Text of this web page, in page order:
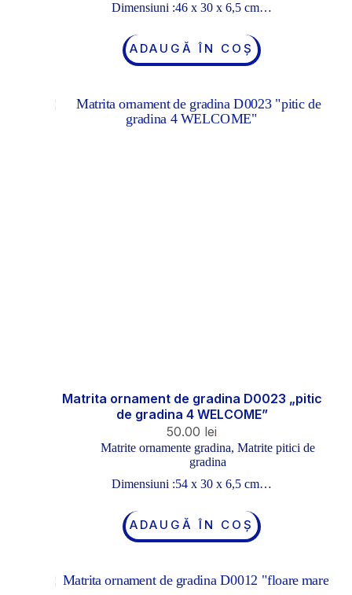
Dimensiuni :46 x 30 x 6,5 cm…
ADAUGĂ ÎN COȘ
Matrita ornament de gradina D0023 „pitic
de gradina 4 WELCOME”
50.00 lei
Matrite ornamente gradina, Matrite pitici de
gradina
Dimensiuni :54 x 30 x 6,5 cm…
ADAUGĂ ÎN COȘ